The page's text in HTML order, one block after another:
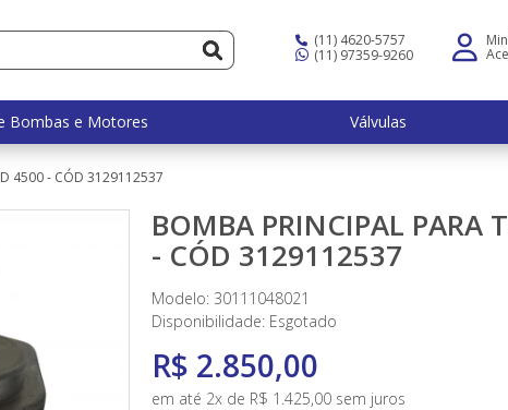
(11) 4620-5757
(11) 97359-9260
Bombas e Motores Válvulas
4500 - CÓD 3129112537
BOMBA PRINCIPAL PARA
- CÓD 3129112537
Modelo: 30111048021
Disponibilidade: Esgotado
R$ 2.850,00
em até 2x de R$ 1.425,00 sem juros